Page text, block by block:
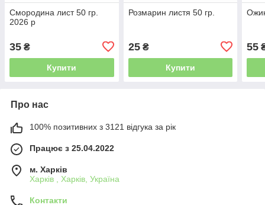
Смородина лист 50 гр.
2026 р
35 ₴
Купити
Розмарин листя 50 гр.
25₴
Купити
55
Про нас
100% позитивних з 3121 відгука за рік
Працює з 25.04.2022
м. Харків
Харків , Харків, Україна
Контакти